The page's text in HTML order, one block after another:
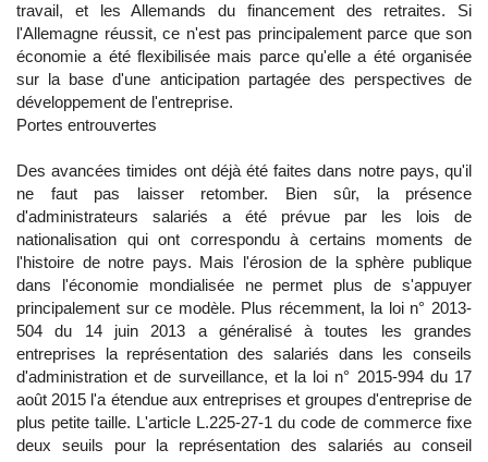
travail, et les Allemands du financement des retraites. Si
l'Allemagne réussit, ce n'est pas principalement parce que son
économie a été flexibilisée mais parce qu'elle a été organisée
sur la base d'une anticipation partagée des perspectives de
développement de l'entreprise.
Portes entrouvertes
Des avancées timides ont déjà été faites dans notre pays, qu'il
ne faut pas laisser retomber. Bien sûr, la présence
d'administrateurs salariés a été prévue par les lois de
nationalisation qui ont correspondu à certains moments de
l'histoire de notre pays. Mais l'érosion de la sphère publique
dans l'économie mondialisée ne permet plus de s'appuyer
principalement sur ce modèle. Plus récemment, la loi n° 2013-
504 du 14 juin 2013 a généralisé à toutes les grandes
entreprises la représentation des salariés dans les conseils
d'administration et de surveillance, et la loi n° 2015-994 du 17
août 2015 l'a étendue aux entreprises et groupes d'entreprise de
plus petite taille. L'article L.225-27-1 du code de commerce fixe
deux seuils pour la représentation des salariés au conseil